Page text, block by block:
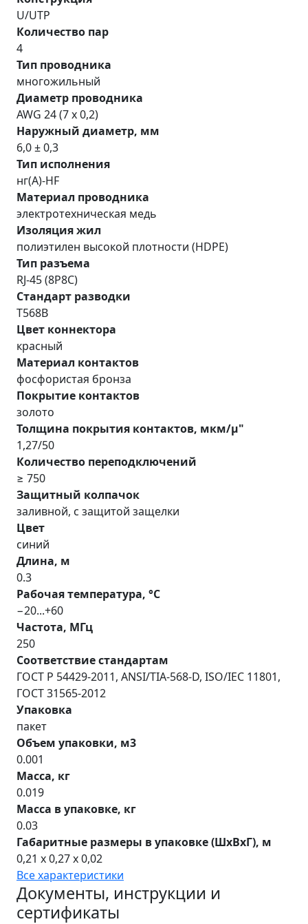
U/UTP
Количество пар
4
Тип проводника
многожильный
Диаметр проводника
AWG 24 (7 x 0,2)
Наружный диаметр, мм
6,0 ± 0,3
Тип исполнения
нг(A)-HF
Материал проводника
электротехническая медь
Изоляция жил
полиэтилен высокой плотности (HDPE)
Тип разъема
RJ-45 (8P8C)
Стандарт разводки
T568B
Цвет коннектора
красный
Материал контактов
фосфористая бронза
Покрытие контактов
золото
Толщина покрытия контактов, мкм/µ"
1,27/50
Количество переподключений
≥ 750
Защитный колпачок
заливной, с защитой защелки
Цвет
синий
Длина, м
0.3
Рабочая температура, °С
−20...+60
Частота, МГц
250
Соответствие стандартам
ГОСТ Р 54429-2011, ANSI/TIA-568-D, ISO/IEC 11801,
ГОСТ 31565-2012
Упаковка
пакет
Объем упаковки, м3
0.001
Масса, кг
0.019
Масса в упаковке, кг
0.03
Габаритные размеры в упаковке (ШхВхГ), м
0,21 x 0,27 x 0,02
Все характеристики
Документы, инструкции и
сертификаты